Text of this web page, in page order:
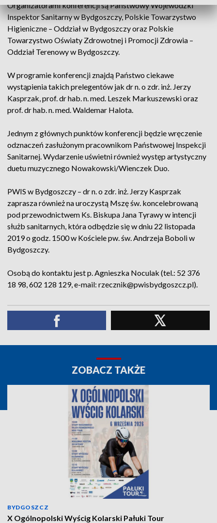
Organizatorami konferencji są Państwowy Wojewódzki
Inspektor Sanitarny w Bydgoszczy, Polskie Towarzystwo
Higieniczne – Oddział w Bydgoszczy oraz Polskie
Towarzystwo Oświaty Zdrowotnej i Promocji Zdrowia –
Oddział Terenowy w Bydgoszczy.
W programie konferencji znajdą Państwo ciekawe
wystąpienia takich prelegentów jak dr n. o zdr. inż. Jerzy
Kasprzak, prof. dr hab. n. med. Leszek Markuszewski oraz
prof. dr hab. n. med. Waldemar Halota.
Jednym z głównych punktów konferencji będzie wręczenie
odznaczeń zasłużonym pracownikom Państwowej Inspekcji
Sanitarnej. Wydarzenie uświetni również występ artystyczny
duetu muzycznego Nowakowski/Wienczek Duo.
PWIS w Bydgoszczy – dr n. o zdr. inż. Jerzy Kasprzak
zaprasza również na uroczystą Mszę św. koncelebrowaną
pod przewodnictwem Ks. Biskupa Jana Tyrawy w intencji
służb sanitarnych, która odbędzie się w dniu 22 listopada
2019 o godz. 1500 w Kościele pw. św. Andrzeja Boboli w
Bydgoszczy.
Osobą do kontaktu jest p. Agnieszka Noculak (tel.: 52 376
18 98, 602 128 129, e-mail: rzecznik@pwisbydgoszcz.pl).
ZOBACZ TAKŻE
BYDGOSZCZ
X Ogólnopolski Wyścig Kolarski Pałuki Tour